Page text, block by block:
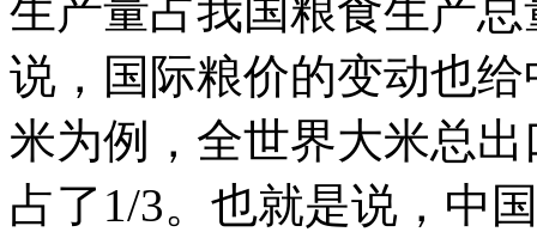
生产量占我国粮食生产
说，国际粮价的变动也
米为例，全世界大米总
占了1/3。也就是说，中